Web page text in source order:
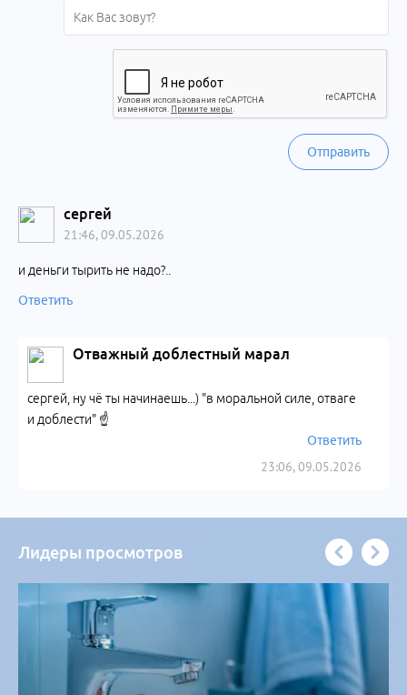
Отправить
сергей
21:46, 09.05.2026
и деньги тырить не надо?..
Ответить
Отважный доблестный марал
23:06, 09.05.2026
сергей, ну чё ты начинаешь...) "в моральной силе, отваге
и доблести" ☝️
Ответить
Лидеры просмотров